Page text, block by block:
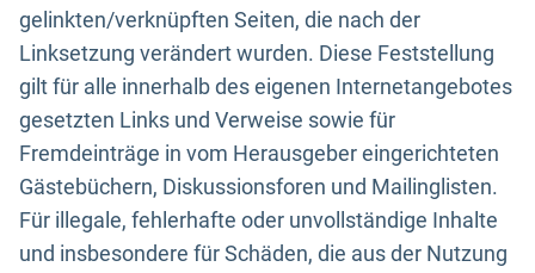
gelinkten/verknüpften Seiten, die nach der
Linksetzung verändert wurden. Diese Feststellung
gilt für alle innerhalb des eigenen Internetangebotes
gesetzten Links und Verweise sowie für
Fremdeinträge in vom Herausgeber eingerichteten
Gästebüchern, Diskussionsforen und Mailinglisten.
Für illegale, fehlerhafte oder unvollständige Inhalte
und insbesondere für Schäden, die aus der Nutzung